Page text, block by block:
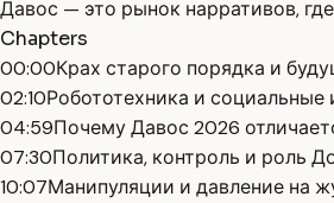
Давос — это рынок нарративов,
Chapters
00:00Крах старого порядка и
02:10Робототехника и социальные
04:59Почему Давос 2026
07:30Политика, контроль и роль
10:07Манипуляции и давление на